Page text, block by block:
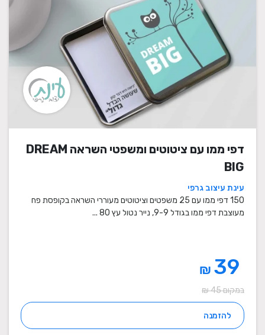
דפי ממו עם ציטוטים ומשפטי השראה DREAM
BIG
עינת עיצוב גרפי
150 דפי ממו עם 25 משפטים וציטוטים מעוררי השראה בקופסת פח
מעוצבת דפי ממו בגודל 9-9, נייר נטול עץ 80 ...
₪
במקום 45 ₪
להזמנה